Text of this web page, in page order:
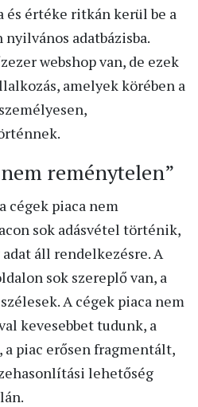
és értéke ritkán kerül be a
adatbázisba.
webshop van, de ezek
amelyek körében a
reménytelen”
cégek piaca nem
sok adásvétel történik,
áll rendelkezésre. A
sok szereplő van, a
A cégek piaca nem
kevesebbet tudunk, a
piac erősen fragmentált,
lehetőség